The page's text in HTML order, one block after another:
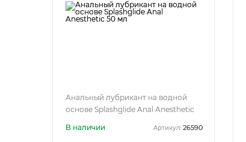
Анальный лубрикант на водной
основе Splashglide Anal Anesthetic
В наличии Артикул: 26590